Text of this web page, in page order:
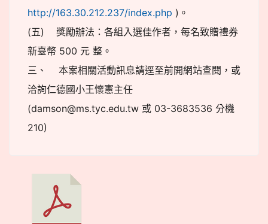
http://163.30.212.237/index.php )。
(五) 獎勵辦法：各組入選佳作者，每名致贈禮券
新臺幣 500 元 整。
三、 本案相關活動訊息請逕至前開網站查閱，或
洽詢仁德國小王懷憲主任
(damson@ms.tyc.edu.tw 或 03-3683536 分機
210)